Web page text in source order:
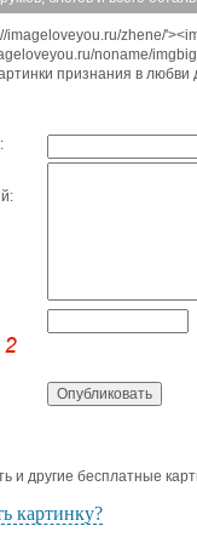
imageloveyou.ru/zhene/
noname/
признания в
и другие бесплатные
картинку?